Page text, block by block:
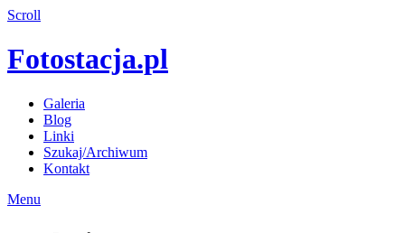
Scroll
Fotostacja.pl
Galeria
Blog
Linki
Szukaj/Archiwum
Kontakt
Menu